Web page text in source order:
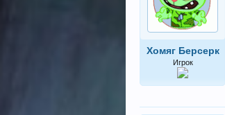
Хомяг Берсерк
Игрок